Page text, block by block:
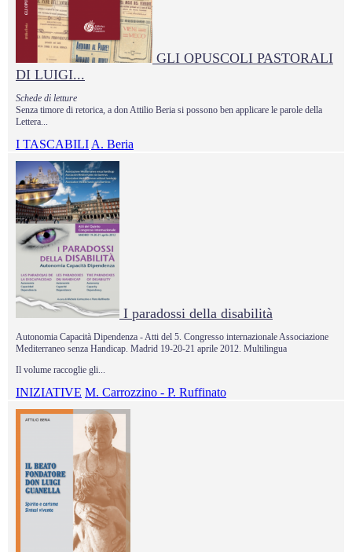
GLI OPUSCOLI PASTORALI
DI LUIGI...
Schede di letture
Senza timore di retorica, a don Attilio Beria si possono ben applicare le parole della
Lettera...
I TASCABILI A. Beria
I paradossi della disabilità
Autonomia Capacità Dipendenza - Atti del 5. Congresso internazionale Associazione
Mediterraneo senza Handicap. Madrid 19-20-21 aprile 2012. Multilingua
Il volume raccoglie gli...
INIZIATIVE M. Carrozzino - P. Ruffinato